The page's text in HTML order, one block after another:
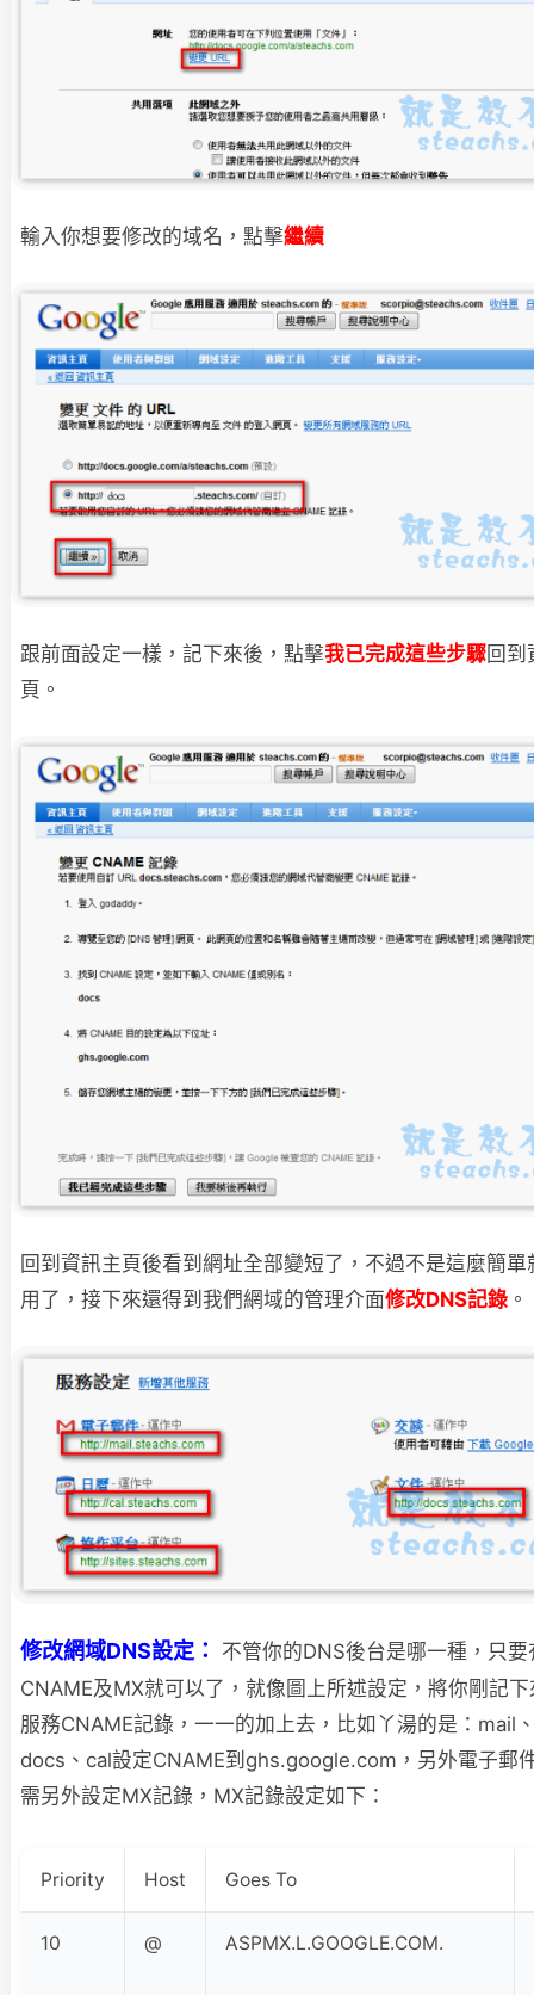
輸入你想要修改的域名，點擊繼續
跟前面設定一樣，記下來後，點擊我已完成這些步驟回到
頁。
回到資訊主頁後看到網址全部變短了，不過不是這麼簡單
用了，接下來還得到 我們網域的管理介面修改DNS記錄 。
修改網域DNS設定：
不管你的DNS後台是哪一種，只要
CNAME及MX就可以了，就像圖上所述設定， 將你剛記
服務CNAME記錄，一一的加上去，比如丫湯的是：mail
docs、cal設定CNAME到ghs.google.com，另外電子郵
需另外設定MX記錄，MX記錄設定如下：
Priority Host Goes To
10 @ ASPMX.L.GOOGLE.COM.